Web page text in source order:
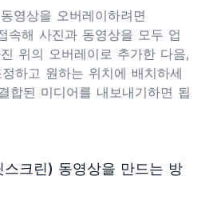
영상을 오버레이하려면
속해 사진과 동영상을 모두 업
위의 오버레이로 추가한 다음,
하고 원하는 위치에 배치하세
합된 미디어를 내보내기하면 됩
크린) 동영상을 만드는 방